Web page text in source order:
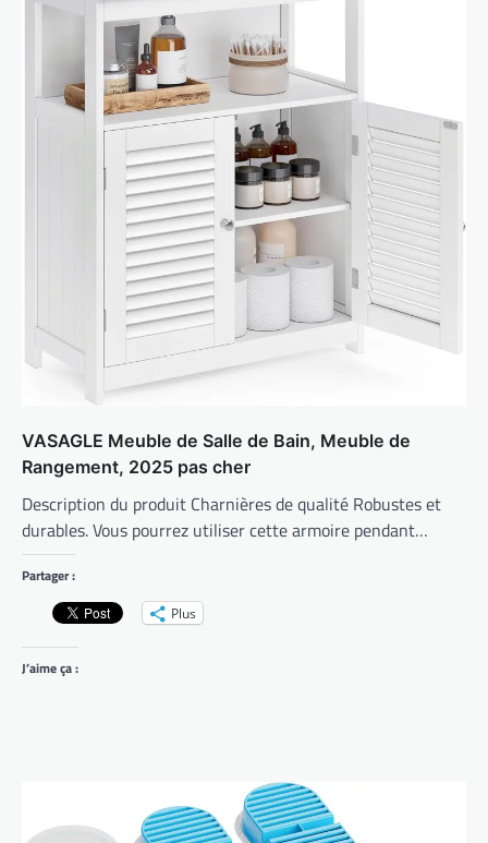
VASAGLE Meuble de Salle de Bain, Meuble de
Rangement, 2025 pas cher
Description du produit Charnières de qualité Robustes et
durables. Vous pourrez utiliser cette armoire pendant…
Partager :
Plus
J’aime ça :